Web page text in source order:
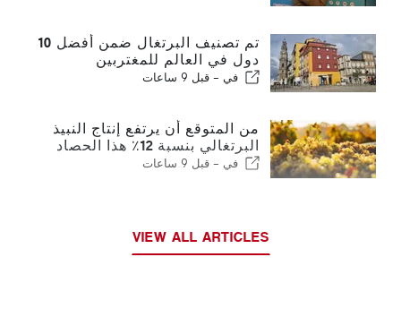
تم تصنيف البرتغال ضمن أفضل 10
دول في العالم للمغتربين
في - قبل 9 ساعات
من المتوقع أن يرتفع إنتاج النبيذ
البرتغالي بنسبة 12٪ هذا الحصاد
في - قبل 9 ساعات
VIEW ALL ARTICLES